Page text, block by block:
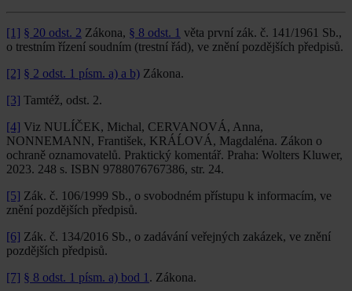
[1] § 20 odst. 2 Zákona, § 8 odst. 1 věta první zák. č. 141/1961 Sb.,
o trestním řízení soudním (trestní řád), ve znění pozdějších předpisů.
[2] § 2 odst. 1 písm. a) a b) Zákona.
[3] Tamtéž, odst. 2.
[4] Viz NULÍČEK, Michal, CERVANOVÁ, Anna,
NONNEMANN, František, KRÁĹOVÁ, Magdaléna. Zákon o
ochraně oznamovatelů. Praktický komentář. Praha: Wolters Kluwer,
2023. 248 s. ISBN 9788076767386, str. 24.
[5] Zák. č. 106/1999 Sb., o svobodném přístupu k informacím, ve
znění pozdějších předpisů.
[6] Zák. č. 134/2016 Sb., o zadávání veřejných zakázek, ve znění
pozdějších předpisů.
[7] § 8 odst. 1 písm. a) bod 1 . Zákona.